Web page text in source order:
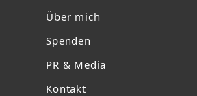
Über mich
Spenden
PR & Media
Kontakt